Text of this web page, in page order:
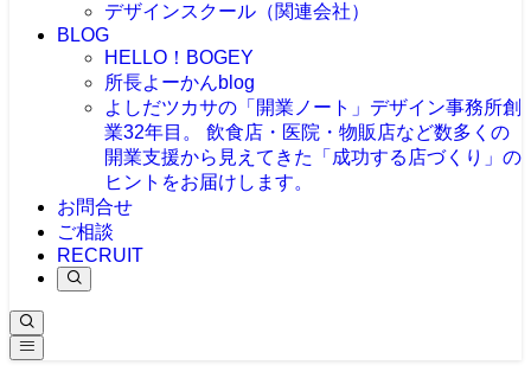
デザインスクール（関連会社）
BLOG
HELLO！BOGEY
所長よーかんblog
よしだツカサの「開業ノート」 デザイン事務所創
業32年目。 飲食店・医院・物販店など数多くの
開業支援から見えてきた「成功する店づくり」の
ヒントをお届けします。
お問合せ
ご相談
RECRUIT